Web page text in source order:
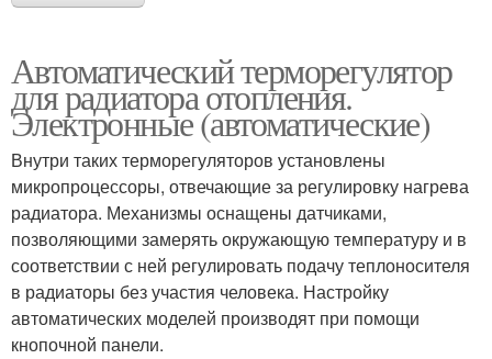
Автоматический терморегулятор
для радиатора отопления.
Электронные (автоматические)
Внутри таких терморегуляторов установлены
микропроцессоры, отвечающие за регулировку нагрева
радиатора. Механизмы оснащены датчиками,
позволяющими замерять окружающую температуру и в
соответствии с ней регулировать подачу теплоносителя
в радиаторы без участия человека. Настройку
автоматических моделей производят при помощи
кнопочной панели.